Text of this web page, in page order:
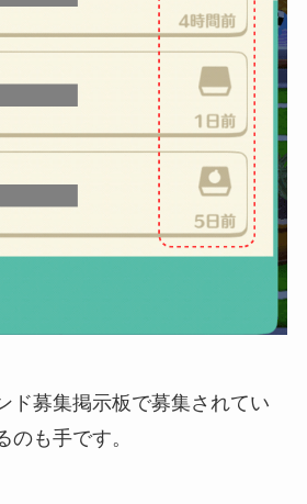
ド募集掲示板で募集されてい
のも手です。